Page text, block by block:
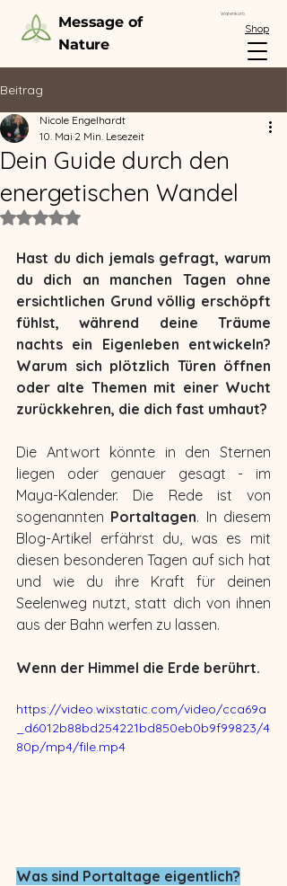
Message of
Nature
Warenkorb
Shop
Beitrag
Dein Guide durch den
energetischen Wandel
Nicole Engelhardt
10. Mai 2 Min. Lesezeit
Mit NaN von 5 Sternen bewertet.
Hast du dich jemals gefragt, warum
du dich an manchen Tagen ohne
ersichtlichen Grund völlig erschöpft
fühlst, während deine Träume
nachts ein Eigenleben entwickeln?
Warum sich plötzlich Türen öffnen
oder alte Themen mit einer Wucht
zurückkehren, die dich fast umhaut?
Die Antwort könnte in den Sternen
liegen oder genauer gesagt - im
Maya-Kalender. Die Rede ist von
sogenannten Portaltagen. In diesem
Blog-Artikel erfährst du, was es mit
diesen besonderen Tagen auf sich hat
und wie du ihre Kraft für deinen
Seelenweg nutzt, statt dich von ihnen
aus der Bahn werfen zu lassen.
Wenn der Himmel die Erde berührt.
https://video.wixstatic.com/video/cca69a
_d6012b88bd254221bd850eb0b9f99823/4
80p/mp4/file.mp4
Was sind Portaltage eigentlich?